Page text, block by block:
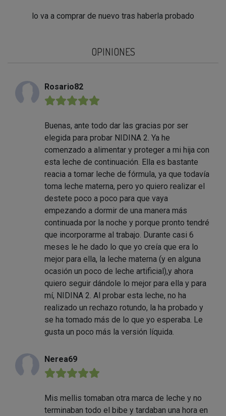
lo va a comprar de nuevo tras haberla probado
OPINIONES
Rosario82
★★★★★
Buenas, ante todo dar las gracias por ser
elegida para probar NIDINA 2. Ya he
comenzado a alimentar y proteger a mi hija con
esta leche de continuación. Ella es bastante
reacia a tomar leche de fórmula, ya que todavía
toma leche materna, pero yo quiero realizar el
destete poco a poco para que vaya
empezando a dormir de una manera más
continuada por la noche y porque pronto tendré
que incorporarme al trabajo. Durante casi 6
meses le he dado lo que yo creía que era lo
mejor para ella, la leche materna (y en alguna
ocasión un poco de leche artificial),y ahora
quiero seguir dándole lo mejor para ella y para
mí, NIDINA 2. Al probar esta leche, no ha
realizado un rechazo rotundo, la ha probado y
se ha tomado más de lo que yo esperaba. Le
gusta un poco más la versión líquida.
Nerea69
★★★★★
Mis mellis tomaban otra marca de leche y no
terminaban todo el bibe y tardaban una hora en